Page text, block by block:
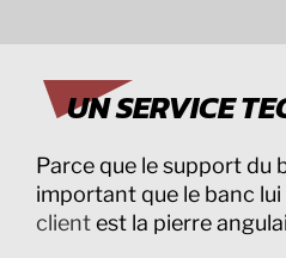
UN SERVICE
Parce que le support du
important que le banc lui
clientest la pierre